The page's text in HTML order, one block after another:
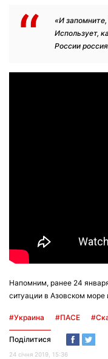
«И запомните,
Использует,
России
Напомним, ранее 24
ситуации в Азовском море
#Украина #ПАСЕ
Поділитися
24 січня 2019, 15:36